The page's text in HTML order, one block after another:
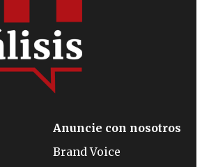
Anuncie con nosotros
Brand Voice